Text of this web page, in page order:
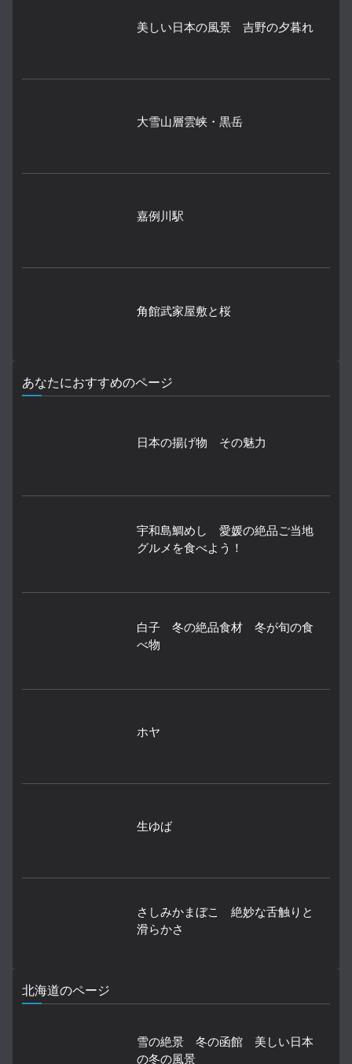
美しい日本の風景 吉野の夕暮れ
大雪山層雲峡・黒岳
嘉例川駅
角館武家屋敷と桜
あなたにおすすめのページ
日本の揚げ物 その魅力
宇和島鯛めし 愛媛の絶品ご当地
グルメを食べよう！
白子 冬の絶品食材 冬が旬の食
べ物
ホヤ
生ゆば
さしみかまぼこ 絶妙な舌触りと
滑らかさ
北海道のページ
雪の絶景 冬の函館 美しい日本
の冬の風景